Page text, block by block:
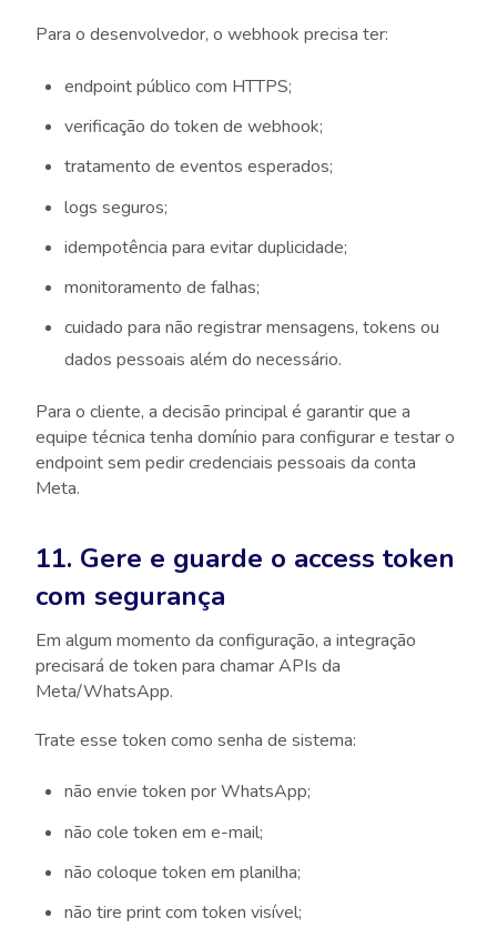
Para o desenvolvedor, o webhook precisa ter:
endpoint público com HTTPS;
verificação do token de webhook;
tratamento de eventos esperados;
logs seguros;
idempotência para evitar duplicidade;
monitoramento de falhas;
cuidado para não registrar mensagens, tokens ou
dados pessoais além do necessário.
Para o cliente, a decisão principal é garantir que a
equipe técnica tenha domínio para configurar e testar o
endpoint sem pedir credenciais pessoais da conta
Meta.
11. Gere e guarde o access token
com segurança
Em algum momento da configuração, a integração
precisará de token para chamar APIs da
Meta/WhatsApp.
Trate esse token como senha de sistema:
não envie token por WhatsApp;
não cole token em e-mail;
não coloque token em planilha;
não tire print com token visível;